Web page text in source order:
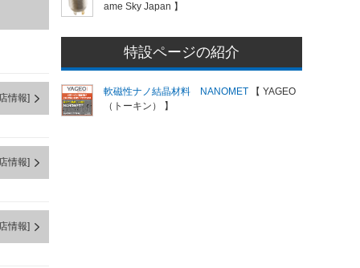
情報]
情報]
情報]
ame Sky Japan 】
特設ページの紹介
軟磁性ナノ結晶材料 NANOMET
【 YAGEO
（トーキン） 】